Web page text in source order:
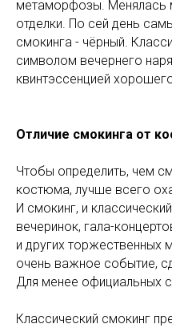
метаморфозы. Менялась
отделки. По сей день
смокинга - чёрный.
символом вечернего
квинтэссенцией
Отличие смокинга от
Чтобы определить, чем
костюма, лучше всего
И смокинг, и
вечеринок, гала-
и других торжественных
очень важное событие,
Для менее официальных
Классический смокинг